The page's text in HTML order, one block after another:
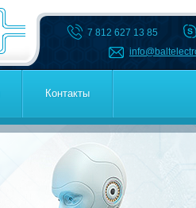
7 812 627 13 85
Контакты